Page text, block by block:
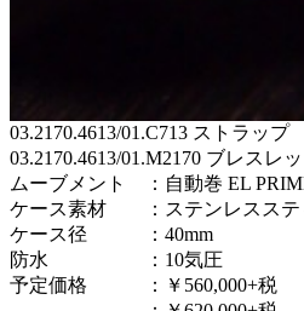
03.2170.4613/01.C713 ストラップ
03.2170.4613/01.M2170 ブレスレッ
ムーブメント ：自動巻 EL
ケース素材 ：ステンレスステ
ケース径 ：40mm
防水 ：10気圧
予定価格 ：￥560,000+税